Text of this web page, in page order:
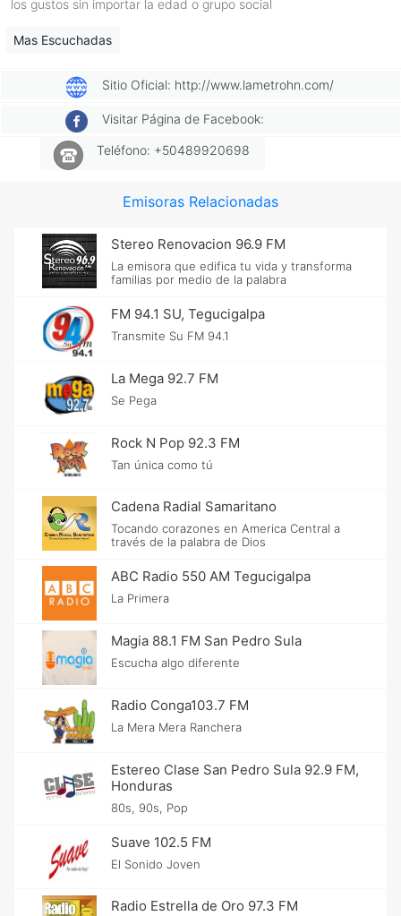
los gustos sin importar la edad o grupo social
Mas Escuchadas
Sitio Oficial: http://www.lametrohn.com/
Visitar Página de Facebook:
Teléfono: +50489920698
Emisoras Relacionadas
Stereo Renovacion 96.9 FM
La emisora que edifica tu vida y transforma
familias por medio de la palabra
FM 94.1 SU, Tegucigalpa
Transmite Su FM 94.1
La Mega 92.7 FM
Se Pega
Rock N Pop 92.3 FM
Tan única como tú
Cadena Radial Samaritano
Tocando corazones en America Central a
través de la palabra de Dios
ABC Radio 550 AM Tegucigalpa
La Primera
Magia 88.1 FM San Pedro Sula
Escucha algo diferente
Radio Conga103.7 FM
La Mera Mera Ranchera
Estereo Clase San Pedro Sula 92.9 FM,
Honduras
80s, 90s, Pop
Suave 102.5 FM
El Sonido Joven
Radio Estrella de Oro 97.3 FM